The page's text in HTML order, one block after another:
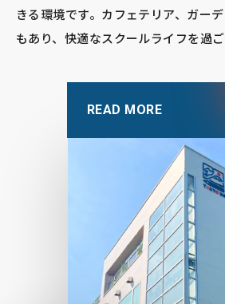
きる環境です。カフェテリア、ガー
もあり、快適なスクールライフを過ご
READ MORE